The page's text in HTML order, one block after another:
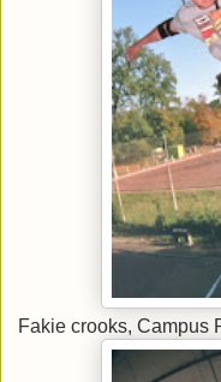
Fakie crooks, Campus